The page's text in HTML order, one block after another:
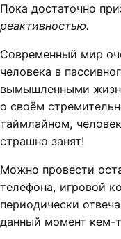
Пока достаточно
реактивностью.
Современный мир
человека в
вымышленными
о своём
таймлайном,
страшно занят!
Можно провести
телефона, игровой
периодически
данный момент кем-